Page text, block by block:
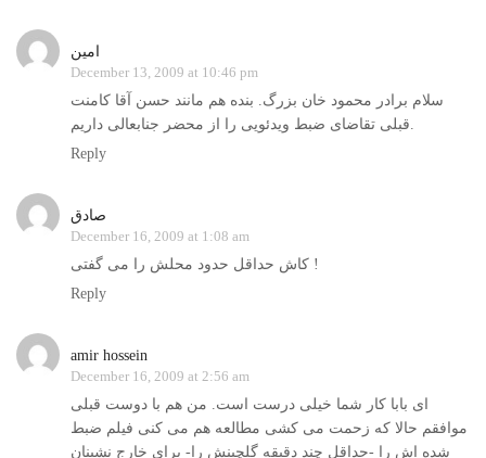
امین
December 13, 2009 at 10:46 pm
سلام برادر محمود خان بزرگ. بنده هم مانند حسن آقا کامنت
قبلی تقاضای ضبط ویدئویی را از محضر جنابعالی داریم.
Reply
صادق
December 16, 2009 at 1:08 am
کاش حداقل حدود محلش را می گفتی !
Reply
amir hossein
December 16, 2009 at 2:56 am
ای بابا کار شما خیلی درست است. من هم با دوست قبلی
موافقم حالا که زحمت می کشی مطالعه هم می کنی فیلم ضبط
شده اش را -حداقل چند دقیقه گلچینش را- برای خارج نشینان